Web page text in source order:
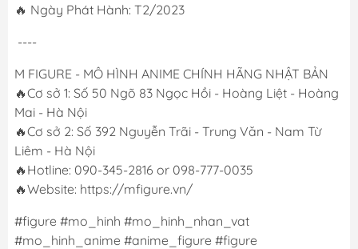
🔥 Ngày Phát Hành: T2/2023
----
M FIGURE - MÔ HÌNH ANIME CHÍNH HÃNG NHẬT BẢN
🔥Cơ sở 1: Số 50 Ngõ 83 Ngọc Hồi - Hoàng Liệt - Hoàng
Mai - Hà Nội
🔥Cơ sở 2: Số 392 Nguyễn Trãi - Trung Văn - Nam Từ
Liêm - Hà Nội
🔥Hotline: 090-345-2816 or 098-777-0035
🔥Website: https://mfigure.vn/
#figure #mo_hinh #mo_hinh_nhan_vat
#mo_hinh_anime #anime_figure #figure